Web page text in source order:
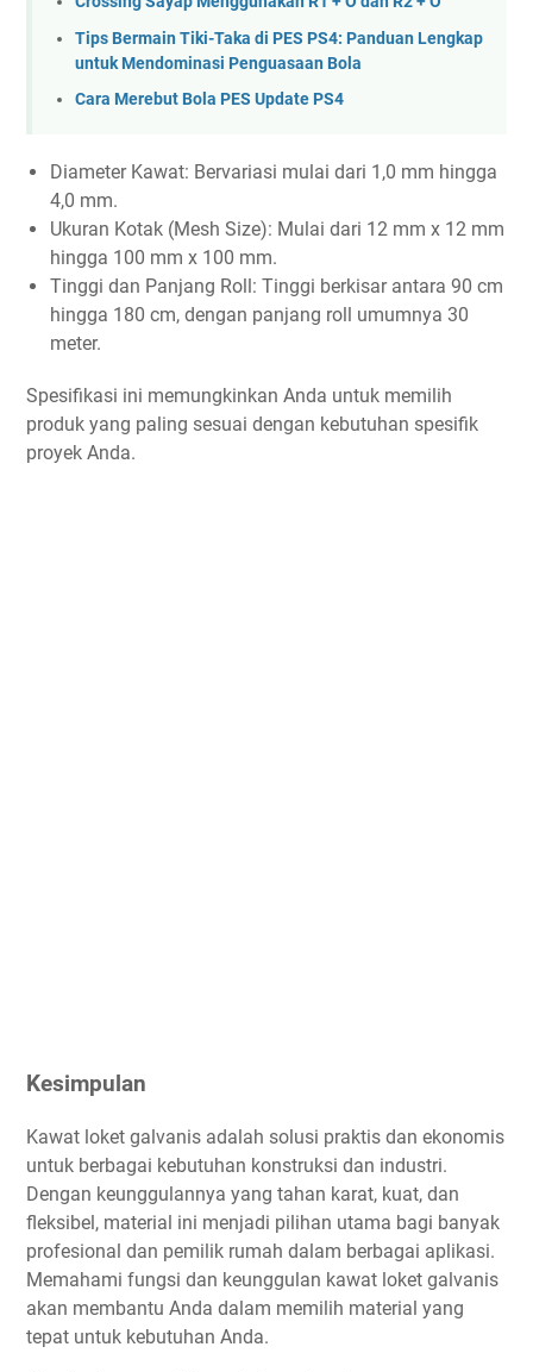
Tips Bermain Tiki-Taka di PES PS4: Panduan Lengkap
untuk Mendominasi Penguasaan Bola
Cara Merebut Bola PES Update PS4
Diameter Kawat: Bervariasi mulai dari 1,0 mm hingga
4,0 mm.
Ukuran Kotak (Mesh Size): Mulai dari 12 mm x 12 mm
hingga 100 mm x 100 mm.
Tinggi dan Panjang Roll: Tinggi berkisar antara 90 cm
hingga 180 cm, dengan panjang roll umumnya 30
meter.
Spesifikasi ini memungkinkan Anda untuk memilih
produk yang paling sesuai dengan kebutuhan spesifik
proyek Anda.
Kesimpulan
Kawat loket galvanis adalah solusi praktis dan ekonomis
untuk berbagai kebutuhan konstruksi dan industri.
Dengan keunggulannya yang tahan karat, kuat, dan
fleksibel, material ini menjadi pilihan utama bagi banyak
profesional dan pemilik rumah dalam berbagai aplikasi.
Memahami fungsi dan keunggulan kawat loket galvanis
akan membantu Anda dalam memilih material yang
tepat untuk kebutuhan Anda.